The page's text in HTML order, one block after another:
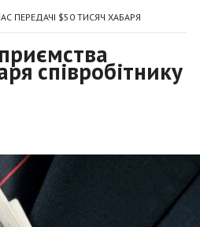
ПЕРЕДАЧІ $50 ТИСЯЧ ХАБАРЯ
співробітнику